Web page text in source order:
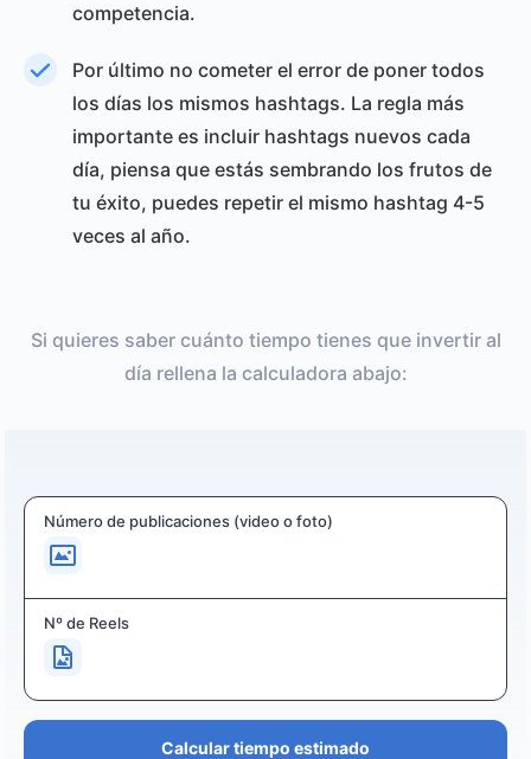
competencia.
Por último no cometer el error de poner todos
los días los mismos hashtags. La regla más
importante es incluir hashtags nuevos cada
día, piensa que estás sembrando los frutos de
tu éxito, puedes repetir el mismo hashtag 4-5
veces al año.
Si quieres saber cuánto tiempo tienes que invertir al
día rellena la calculadora abajo:
Número de publicaciones (video o foto)
Nº de Reels
Calcular tiempo estimado